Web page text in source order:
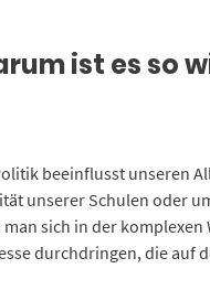
ist es so
beeinflusst unseren
unserer Schulen oder
man sich in der
durchdringen, die auf